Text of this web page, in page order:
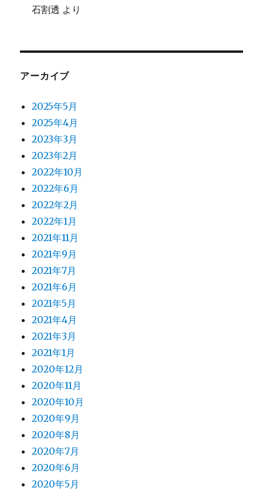
石割透 より
アーカイブ
2025年5月
2025年4月
2023年3月
2023年2月
2022年10月
2022年6月
2022年2月
2022年1月
2021年11月
2021年9月
2021年7月
2021年6月
2021年5月
2021年4月
2021年3月
2021年1月
2020年12月
2020年11月
2020年10月
2020年9月
2020年8月
2020年7月
2020年6月
2020年5月